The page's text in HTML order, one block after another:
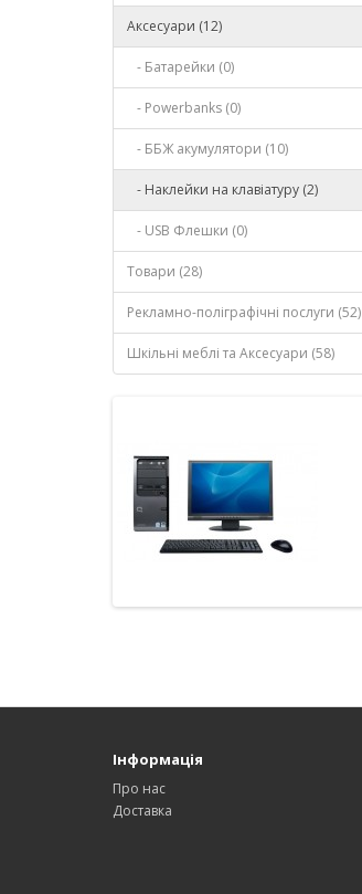
Аксесуари (12)
- Батарейки (0)
- Powerbanks (0)
- ББЖ акумулятори (10)
- Наклейки на клавіатуру (2)
- USB Флешки (0)
Товари (28)
Рекламно-поліграфічні послуги (52)
Шкільні меблі та Аксесуари (58)
Інформація
Про нас
Доставка